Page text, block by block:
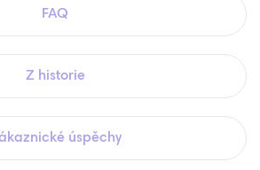
FAQ
Z historie
úspěchy